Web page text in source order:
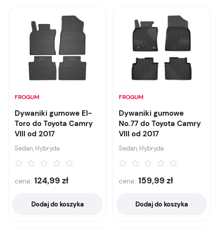
FROGUM
Dywaniki gumowe El-
Toro do Toyota Camry
VIII od 2017
Sedan, Hybryda
cena: 124,99 zł
Dodaj do koszyka
FROGUM
Dywaniki gumowe
No.77 do Toyota Camry
VIII od 2017
Sedan, Hybryda
cena: 159,99 zł
Dodaj do koszyka